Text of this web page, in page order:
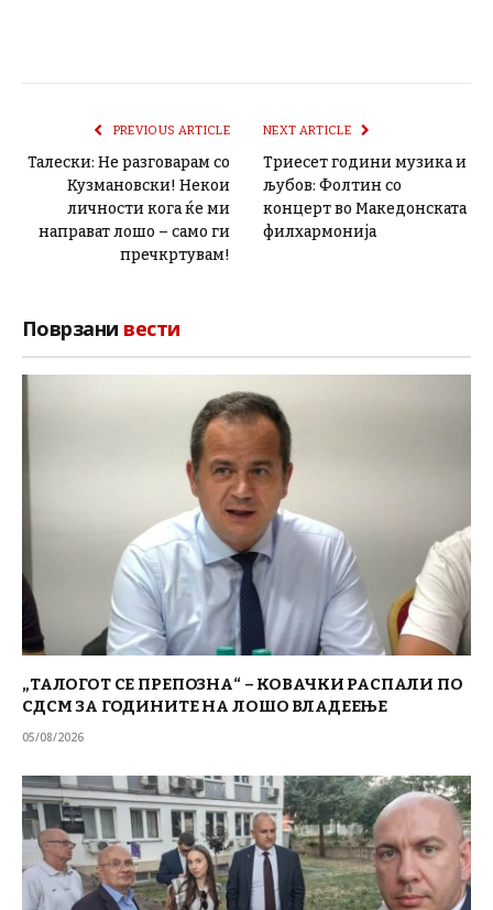
PREVIOUS ARTICLE
Талески: Не разговарам со
Кузмановски! Некои
личности кога ќе ми
направат лошо – само ги
пречкртувам!
NEXT ARTICLE
Триесет години музика и
љубов: Фолтин со
концерт во Македонската
филхармонија
Поврзани вести
„ТАЛОГОТ СЕ ПРЕПОЗНА“ – КОВАЧКИ РАСПАЛИ ПО
СДСМ ЗА ГОДИНИТЕ НА ЛОШО ВЛАДЕЕЊЕ
05/08/2026